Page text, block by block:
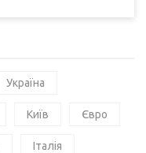
Україна
Київ Євро
Італія